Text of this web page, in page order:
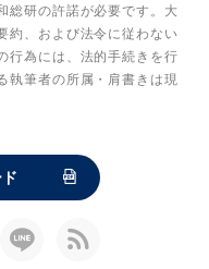
総研の許諾が必要です。大
約、および法令に従わない
行為には、法的手続きを行
執筆者の所属・肩書きは現